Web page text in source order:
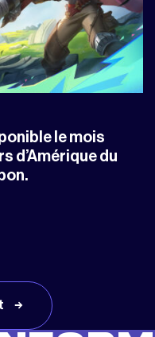
le mois
d’Amérique du